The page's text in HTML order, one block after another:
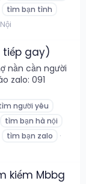
tìm bạn tình
tiếp gay)
nần cần người
zalo: 091
người yêu
tìm bạn hà nội
tìm bạn zalo
kiếm Mbbg